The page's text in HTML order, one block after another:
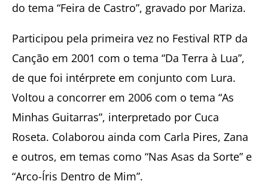
do tema “Feira de Castro”, gravado por Mariza.
Participou pela primeira vez no Festival RTP da
Canção em 2001 com o tema “Da Terra à Lua”,
de que foi intérprete em conjunto com Lura.
Voltou a concorrer em 2006 com o tema “As
Minhas Guitarras”, interpretado por Cuca
Roseta. Colaborou ainda com Carla Pires, Zana
e outros, em temas como “Nas Asas da Sorte” e
“Arco-Íris Dentro de Mim”.